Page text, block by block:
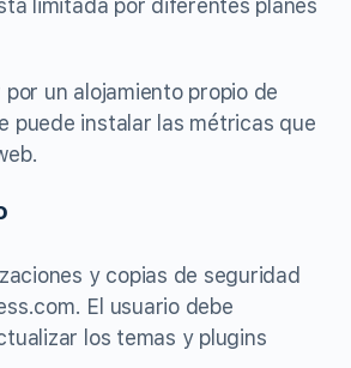
limitada por diferentes planes
un alojamiento propio de
puede instalar las métricas que
y copias de seguridad
El usuario debe
los temas y plugins